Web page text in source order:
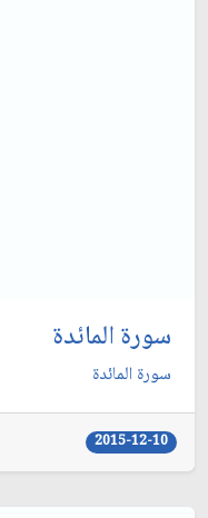
سورة المائدة
سورة المائدة
2015-12-10